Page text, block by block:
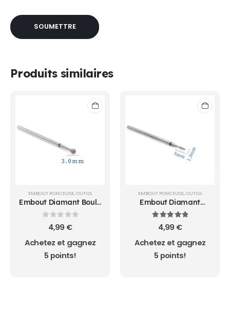
Produits similaires
EMBOUT PONCEUSE, OUTILS
Embout Diamant Boule
3.0
sur 5
4,99 €
Achetez et gagnez
5 points!
EMBOUT PONCEUSE, OUTILS
Embout Diamant
Flamme 5*1.3
5.00sur 5
4,99 €
Achetez et gagnez
5 points!